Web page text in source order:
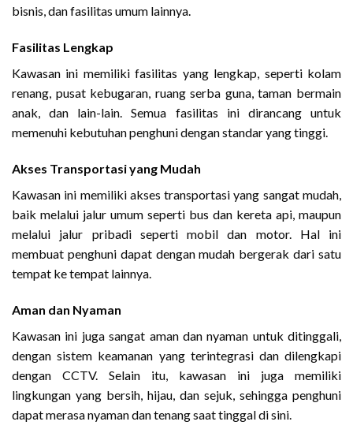
bisnis, dan fasilitas umum lainnya.
Fasilitas Lengkap
Kawasan ini memiliki fasilitas yang lengkap, seperti kolam
renang, pusat kebugaran, ruang serba guna, taman bermain
anak, dan lain-lain. Semua fasilitas ini dirancang untuk
memenuhi kebutuhan penghuni dengan standar yang tinggi.
Akses Transportasi yang Mudah
Kawasan ini memiliki akses transportasi yang sangat mudah,
baik melalui jalur umum seperti bus dan kereta api, maupun
melalui jalur pribadi seperti mobil dan motor. Hal ini
membuat penghuni dapat dengan mudah bergerak dari satu
tempat ke tempat lainnya.
Aman dan Nyaman
Kawasan ini juga sangat aman dan nyaman untuk ditinggali,
dengan sistem keamanan yang terintegrasi dan dilengkapi
dengan CCTV. Selain itu, kawasan ini juga memiliki
lingkungan yang bersih, hijau, dan sejuk, sehingga penghuni
dapat merasa nyaman dan tenang saat tinggal di sini.